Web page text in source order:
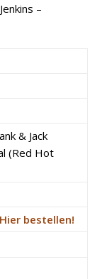
–
& Jack
(Red Hot